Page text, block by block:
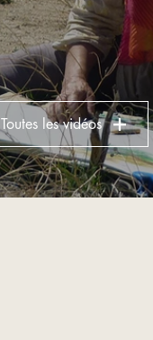
Toutes les vidéos